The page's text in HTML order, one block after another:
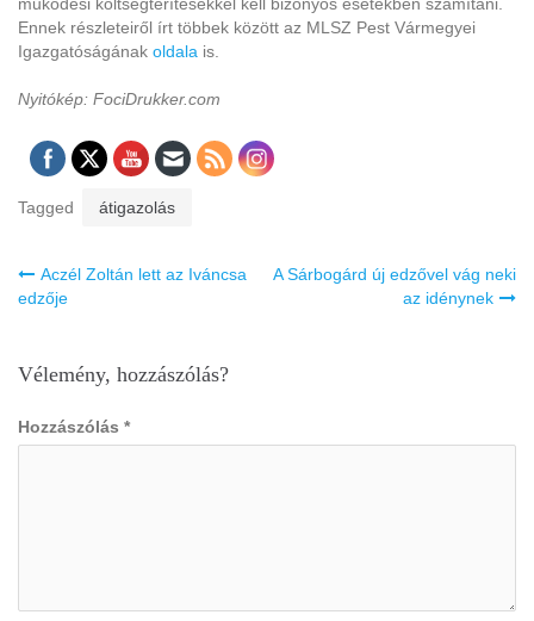
Ennek részleteiről írt többek között az MLSZ Pest Vármegyei
Igazgatóságának oldala is.
Nyitókép: FociDrukker.com
Tagged átigazolás
Bejegyzés
navigáció
Aczél Zoltán lett az Iváncsa
edzője
A Sárbogárd új edzővel vág neki
az idénynek
Vélemény, hozzászólás?
Hozzászólás *